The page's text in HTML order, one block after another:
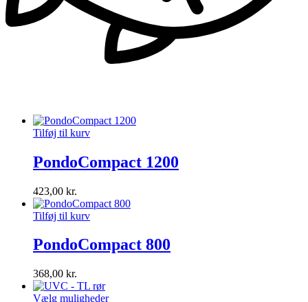
Tilføj til kurv
PondoCompact 1200
423,00 kr.
Tilføj til kurv
PondoCompact 800
368,00 kr.
Vælg muligheder